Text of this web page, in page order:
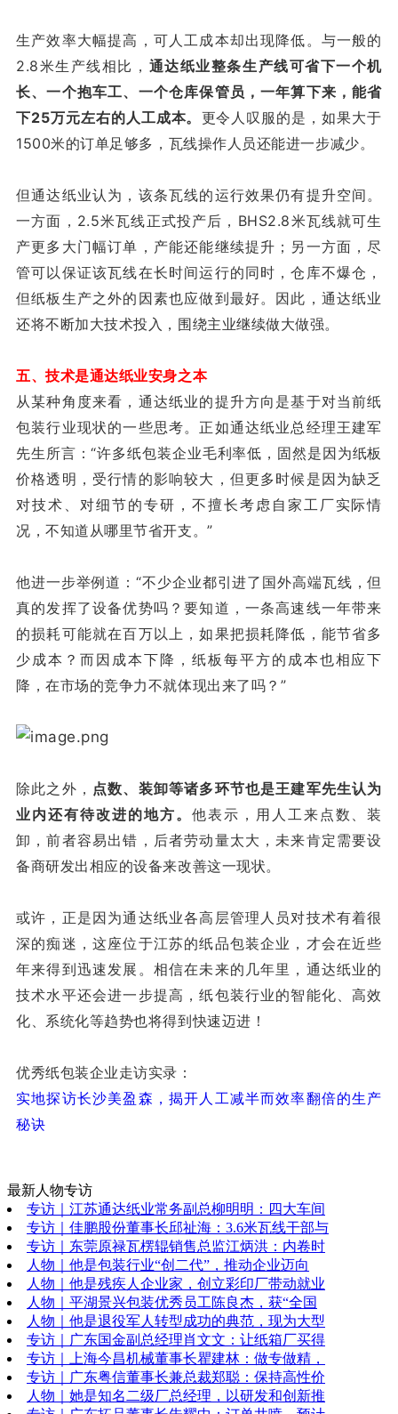
生产效率大幅提高，可人工成本却出现降低。与一般的
2.8米生产线相比， 通达纸业整条生产线可省下一个机
长、一个抱车工、一个仓库保管员，一年算下来，能省
下25万元左右的人工成本。 更令人叹服的是，如果大于
1500米的订单足够多，瓦线操作人员还能进一步减少。
但通达纸业认为，该条瓦线的运行效果仍有提升空间。
一方面，2.5米瓦线正式投产后，BHS2.8米瓦线就可生
产更多大门幅订单，产能还能继续提升；另一方面，尽
管可以保证该瓦线在长时间运行的同时，仓库不爆仓，
但纸板生产之外的因素也应做到最好。因此，通达纸业
还将不断加大技术投入，围绕主业继续做大做强。
五、技术是通达纸业安身之本
从某种角度来看，通达纸业的提升方向是基于对当前纸
包装行业现状的一些思考。正如通达纸业总经理王建军
先生所言：“许多纸包装企业毛利率低，固然是因为纸板
价格透明，受行情的影响较大，但更多时候是因为缺乏
对技术、对细节的专研，不擅长考虑自家工厂实际情
况，不知道从哪里节省开支。”
他进一步举例道：“不少企业都引进了国外高端瓦线，但
真的发挥了设备优势吗？要知道，一条高速线一年带来
的损耗可能就在百万以上，如果把损耗降低，能节省多
少成本？而因成本下降，纸板每平方的成本也相应下
降，在市场的竞争力不就体现出来了吗？”
除此之外， 点数、装卸等诸多环节也是王建军先生认为
业内还有待改进的地方。 他表示，用人工来点数、装
卸，前者容易出错，后者劳动量太大，未来肯定需要设
备商研发出相应的设备来改善这一现状。
或许，正是因为通达纸业各高层管理人员对技术有着很
深的痴迷，这座位于江苏的纸品包装企业，才会在近些
年来得到迅速发展。相信在未来的几年里，通达纸业的
技术水平还会进一步提高，纸包装行业的智能化、高效
化、系统化等趋势也将得到快速迈进！
优秀纸包装企业走访实录：
实地探访长沙美盈森，揭开人工减半而效率翻倍的生产
秘诀
最新人物专访
专访｜江苏通达纸业常务副总柳明明：四大车间
专访｜佳鹏股份董事长邱祉海：3.6米瓦线干部与
专访｜东莞原禄瓦楞辊销售总监江炳洪：内卷时
人物｜他是包装行业“创二代”，推动企业迈向
人物｜他是残疾人企业家，创立彩印厂带动就业
人物｜平湖景兴包装优秀员工陈良杰，获“全国
人物｜他是退役军人转型成功的典范，现为大型
专访｜广东国金副总经理肖文文：让纸箱厂买得
专访｜上海今昌机械董事长瞿建林：做专做精，
专访｜广东粤信董事长兼总裁郑聪：保持高性价
人物｜她是知名二级厂总经理，以研发和创新推